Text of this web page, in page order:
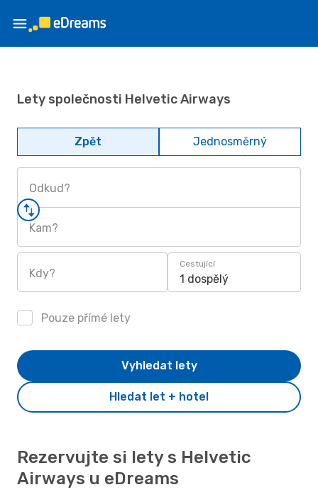
Lety společnosti Helvetic Airways
Zpět Jednosměrný
Odkud?
Kam?
Kdy?
Cestující
1 dospělý
Pouze přímé lety
Hledat let + hotel
Vyhledat lety
Rezervujte si lety s Helvetic
Airways u eDreams